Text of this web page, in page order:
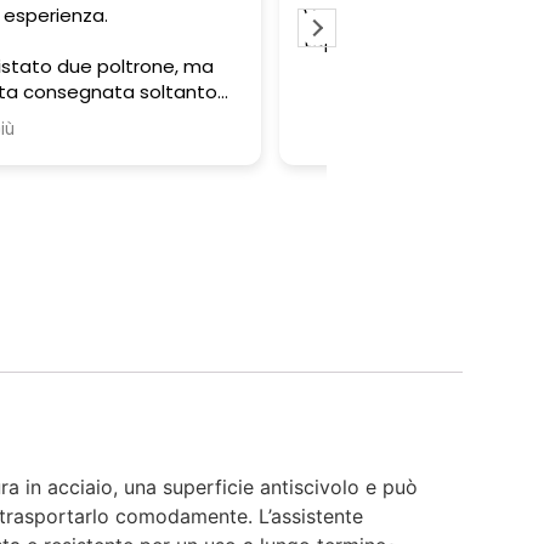
serio e professionale..
in acciaio, una superficie antiscivolo e può
comodamente. L’assistente